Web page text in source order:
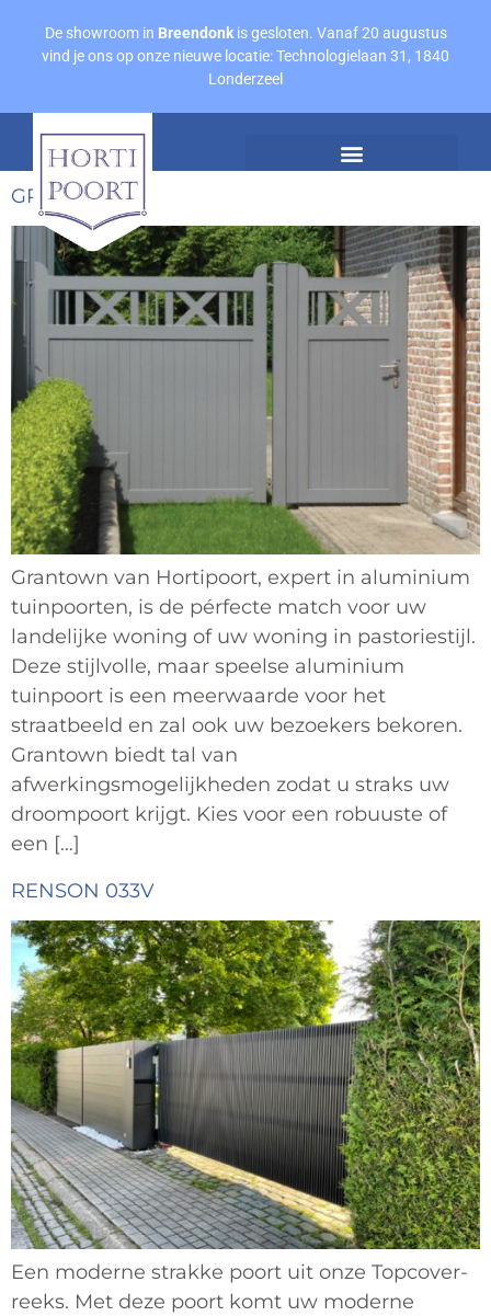
De showroom in Breendonkis gesloten. Vanaf 20 augustus
vind je ons op onze nieuwe locatie: Technologielaan 31, 1840
Londerzeel
GRANTOWN
Grantown van Hortipoort, expert in aluminium
tuinpoorten, is de pérfecte match voor uw
landelijke woning of uw woning in pastoriestijl.
Deze stijlvolle, maar speelse aluminium
tuinpoort is een meerwaarde voor het
straatbeeld en zal ook uw bezoekers bekoren.
Grantown biedt tal van
afwerkingsmogelijkheden zodat u straks uw
droompoort krijgt. Kies voor een robuuste of
een […]
RENSON 033V
Een moderne strakke poort uit onze Topcover-
reeks. Met deze poort komt uw moderne